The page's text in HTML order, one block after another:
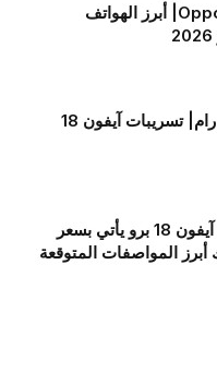
أبرزها Oppo Reno 16| أبرز الهواتف
من 8 إلى 9 جيجا رام| تسريبات آيفون 18
ارتفاع في السعر| آيفون 18 برو يأتي بسعر